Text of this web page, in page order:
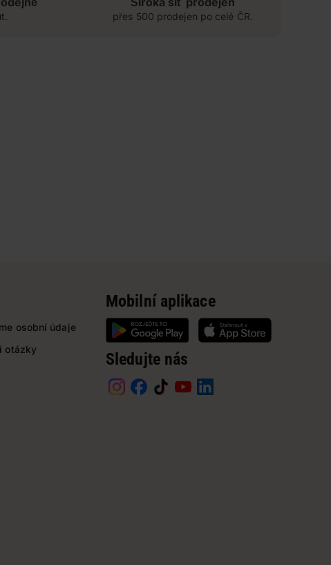
přes 500 prodejen po celé ČR.
osobní údaje
otázky
Mobilní aplikace
Sledujte nás